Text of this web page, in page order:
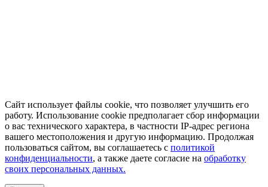
Сайт использует файлы cookie, что позволяет улучшить его
работу. Использование cookie предполагает сбор информации
о вас технического характера, в частности IP-адрес региона
вашего местоположения и другую информацию. Продолжая
пользоваться сайтом, вы соглашаетесь с политикой
конфиденциальности, а также даете согласие на обработку
своих персональных данных.